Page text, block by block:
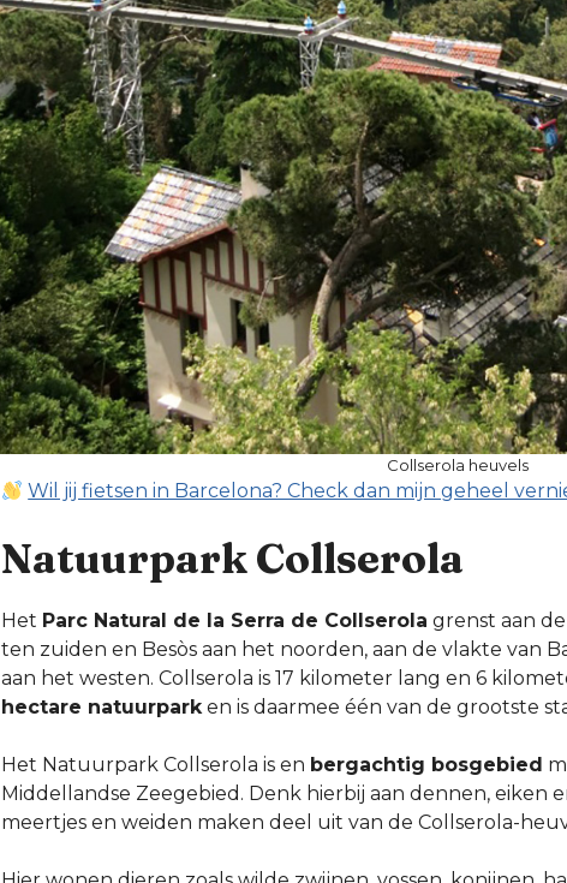
Collserola heuvels
Wil jij fietsen in Barcelona? Check dan mijn geheel
Natuurpark Collserola
Het Parc Natural de la Serra de Collserola grenst aan
ten zuiden en Besòs aan het noorden, aan de vlakte van
aan het westen. Collserola is 17 kilometer lang en 6
hectare natuurparken is daarmee één van de grootste
Het Natuurpark Collserola is en bergachtig bosgebied
Middellandse Zeegebied. Denk hierbij aan dennen, eiken
meertjes en weiden maken deel uit van de Collserola-